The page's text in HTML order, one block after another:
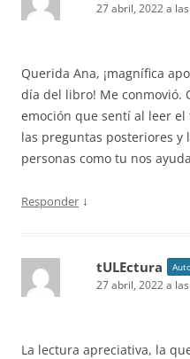
27 abril, 2022 a
Querida Ana, ¡magnífica
día del libro! Me conmovió.
emoción que sentí al leer
las preguntas posteriores y
personas como tu nos
Responder ↓
tULEctura
27 abril, 2022 a
La lectura apreciativa, la